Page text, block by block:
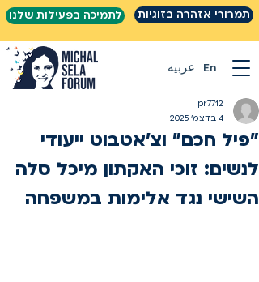
תמרורי אזהרה בזוגיות לתמיכה בפעילות שלנו
عربيه En
"פיל חכם" וצ'אטבוט ייעודי
לנשים: זוכי האקתון מיכל סלה
השישי נגד אלימות במשפחה
pr7712
4 בדצמ׳ 2025